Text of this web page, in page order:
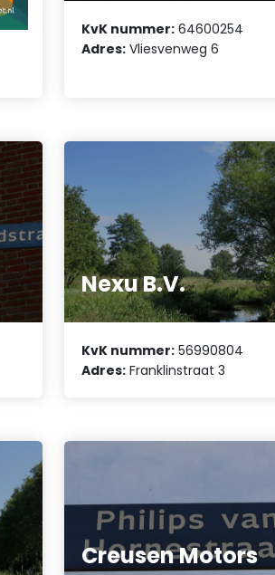
KvK nummer: 64600254
Adres: Vliesvenweg 6
Nexu B.V.
KvK nummer: 56990804
Adres: Franklinstraat 3
Creusen Motors